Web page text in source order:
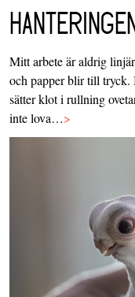
Mitt arbete är aldrig
och papper blir till tryck.
sätter klot i rullning
inte lova…>